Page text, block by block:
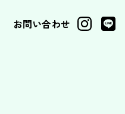
お問い合わせ